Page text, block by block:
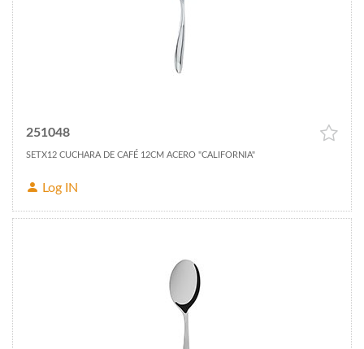
251048
SETX12 CUCHARA DE CAFÉ 12CM ACERO "CALIFORNIA"
Log IN